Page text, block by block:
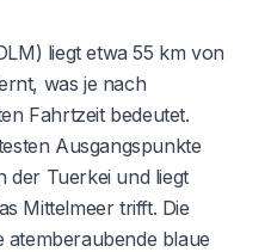
liegt etwa 55 km von
was je nach
Fahrtzeit bedeutet.
Ausgangspunkte
der Tuerkei und liegt
Mittelmeer trifft. Die
atemberaubende blaue